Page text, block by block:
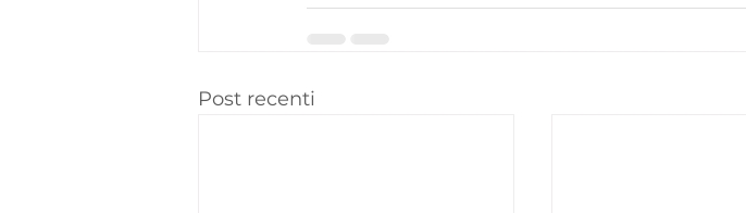
Post recenti